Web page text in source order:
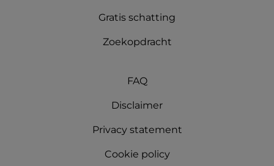
Gratis schatting
Zoekopdracht
FAQ
Disclaimer
Privacy statement
Cookie policy